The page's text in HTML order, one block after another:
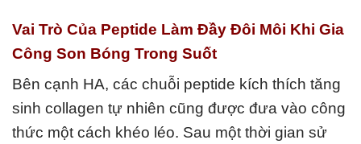
Vai Trò Của Peptide Làm Đầy Đôi Môi Khi Gia
Công Son Bóng Trong Suốt
Bên cạnh HA, các chuỗi peptide kích thích tăng
sinh collagen tự nhiên cũng được đưa vào công
thức một cách khéo léo. Sau một thời gian sử